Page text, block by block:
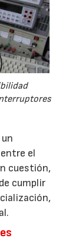
el
cuestión,
cumplir